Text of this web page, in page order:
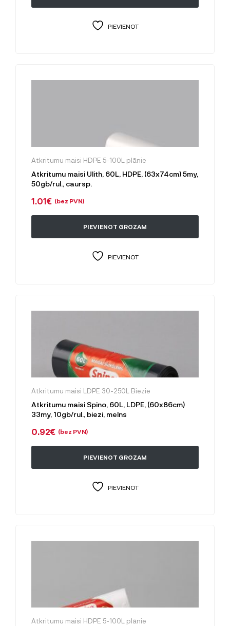
PIEVIENOT
Atkritumu maisi HDPE 5-100L plānie
Atkritumu maisi Ulith, 60L, HDPE, (63x74cm) 5my,
50gb/rul., caursp.
1.01€ (bez PVN)
PIEVIENOT GROZAM
PIEVIENOT
Atkritumu maisi LDPE 30-250L Biezie
Atkritumu maisi Spino, 60L, LDPE, (60x86cm)
33my, 10gb/rul., biezi, melns
0.92€ (bez PVN)
PIEVIENOT GROZAM
PIEVIENOT
Atkritumu maisi HDPE 5-100L plānie